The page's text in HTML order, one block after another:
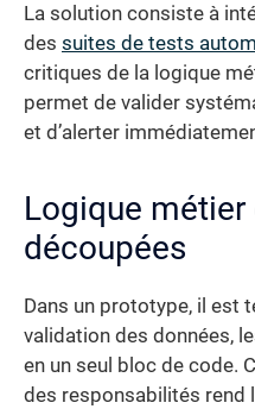
La solution consiste à
des suites de tests
critiques de la logique
permet de valider
et d’alerter
Logique
découpées
Dans un prototype, il est
validation des données,
en un seul bloc de code.
des responsabilités rend